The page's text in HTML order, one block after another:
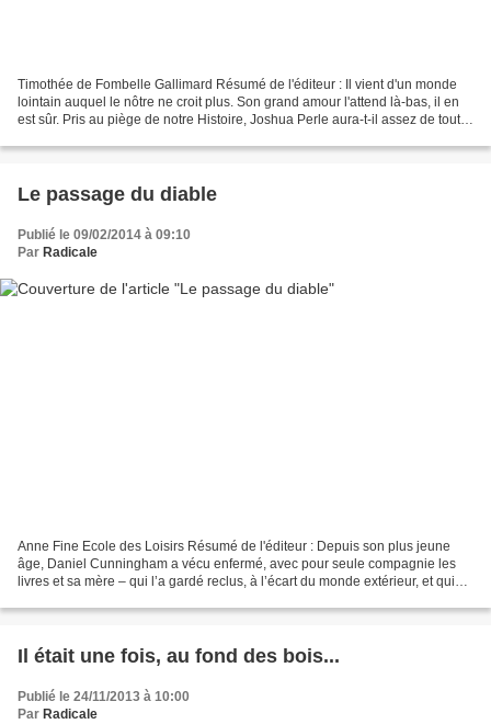
Timothée de Fombelle Gallimard Résumé de l'éditeur : Il vient d'un monde
lointain auquel le nôtre ne croit plus. Son grand amour l'attend là-bas, il en
est sûr. Pris au piège de notre Histoire, Joshua Perle aura-t-il assez de toute
Le passage du diable
Publié le 09/02/2014 à 09:10
Par Radicale
Anne Fine Ecole des Loisirs Résumé de l'éditeur : Depuis son plus jeune
âge, Daniel Cunningham a vécu enfermé, avec pour seule compagnie les
livres et sa mère – qui l’a gardé reclus, à l’écart du monde extérieur, et qui
Il était une fois, au fond des bois...
Publié le 24/11/2013 à 10:00
Par Radicale